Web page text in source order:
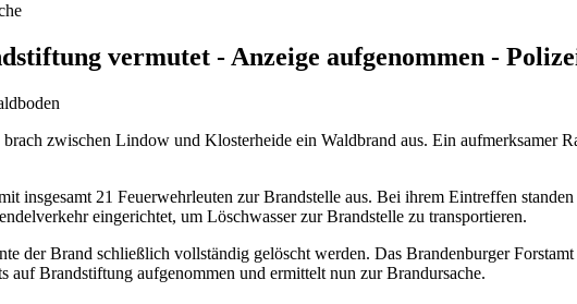
vermutet - Anzeige aufgenommen -
zwischen Lindow und Klosterheide ein Waldbrand aus. Ein aufmerksamer
insgesamt 21 Feuerwehrleuten zur Brandstelle aus. Bei ihrem Eintreffen
eingerichtet, um Löschwasser zur Brandstelle zu transportieren.
der Brand schließlich vollständig gelöscht werden. Das Brandenburger
auf Brandstiftung aufgenommen und ermittelt nun zur Brandursache.